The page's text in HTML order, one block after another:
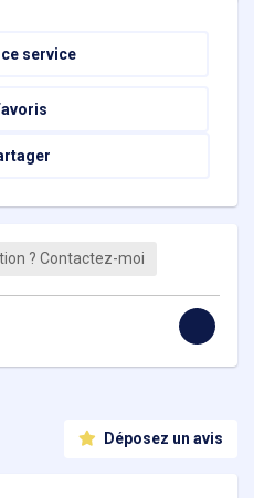
service
? Contactez-moi
Déposez un avis